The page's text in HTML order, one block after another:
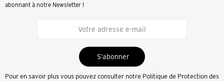
abonnant à notre Newsletter !
S’abonner
Pour en savoir plus vous pouvez consulter notre Politique de Protection des